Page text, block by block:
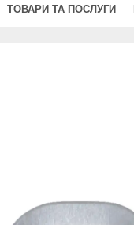
ТОВАРИ ТА ПОСЛУГИ